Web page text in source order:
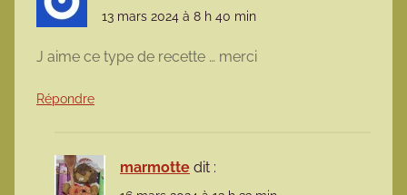
13 mars 2024 à 8 h 40 min
J aime ce type de recette … merci
Répondre
marmotte dit :